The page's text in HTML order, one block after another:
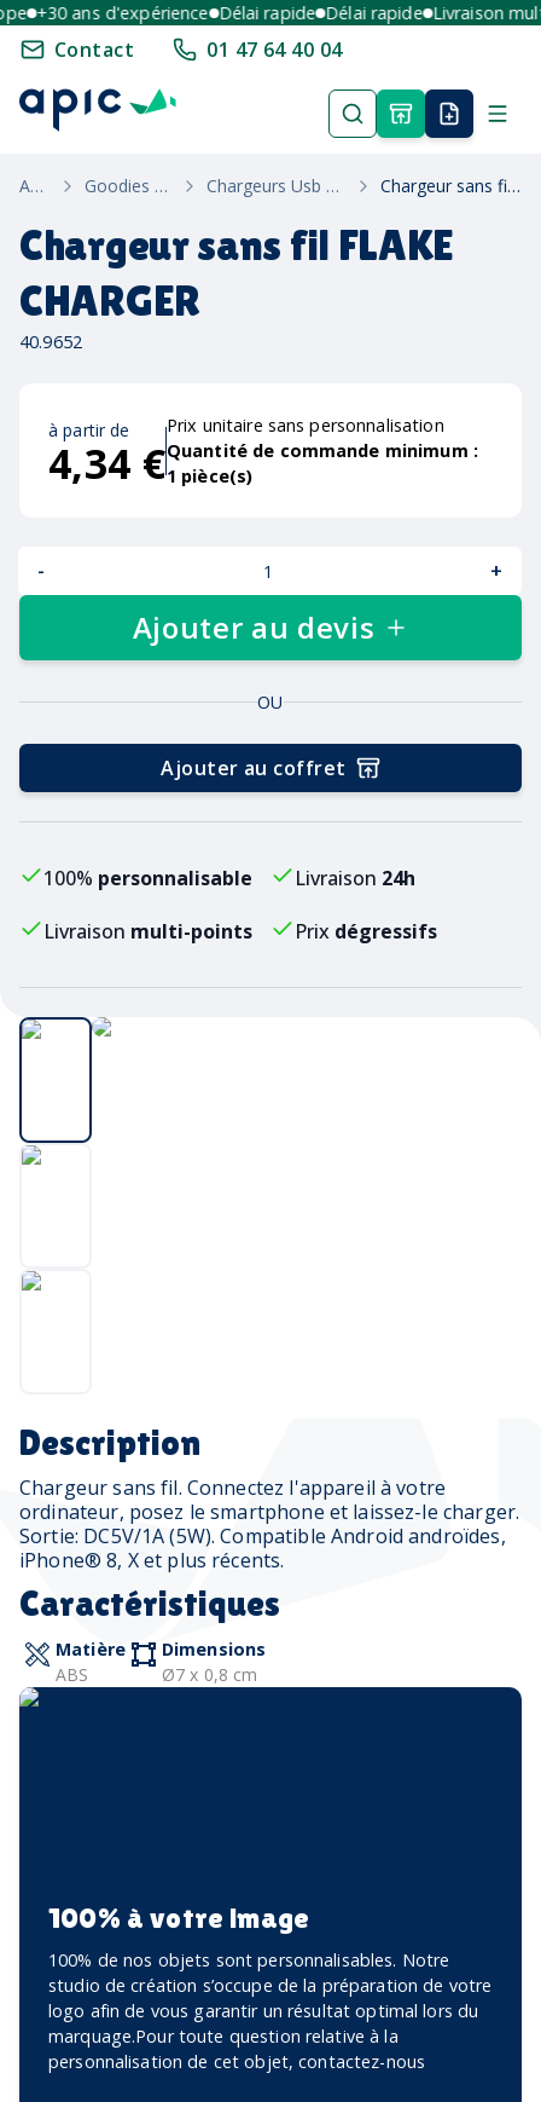
+30 ans d'expérience Délai rapide Délai rapide Livraison
Contact 01 47 64 40 04
Accueil Goodies High-Tech Chargeurs Usb Solaires Et Induction Chargeur sans fil FLAKE CHARGER
Description
Chargeur sans fil. Connectez l'appareil à votre
ordinateur, posez le smartphone et laissez-le charger.
Sortie: DC5V/1A (5W). Compatible Android androïdes,
iPhone® 8, X et plus récents.
Caractéristiques
Matière
ABS
Dimensions
Ø7 x 0,8 cm
100% à votre image
100% de nos objets sont personnalisables. Notre
studio de création s’occupe de la préparation de votre
logo afin de vous garantir un résultat optimal lors du
marquage.Pour toute question relative à la
personnalisation de cet objet, contactez-nous
Chargeur sans fil FLAKE
CHARGER
40.9652
à partir de
4,34 €
Prix unitaire sans personnalisation
Quantité de commande minimum :
1 pièce(s)
- +
Ajouter au devis
OU
Ajouter au coffret
100% personnalisable Livraison 24h
Livraison multi-points Prix dégressifs